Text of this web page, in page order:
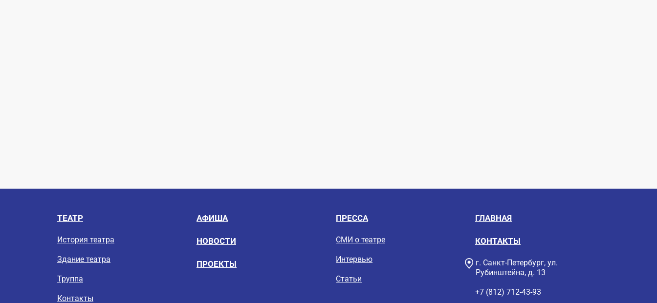
ТЕАТР
История театра
Здание театра
Труппа
Контакты
АФИША
НОВОСТИ
ПРОЕКТЫ
ПРЕССА
СМИ о театре
Интервью
Статьи
ГЛАВНАЯ
КОНТАКТЫ
г. Санкт-Петербург, ул.
Рубинштейна, д. 13
+7 (812) 712-43-93